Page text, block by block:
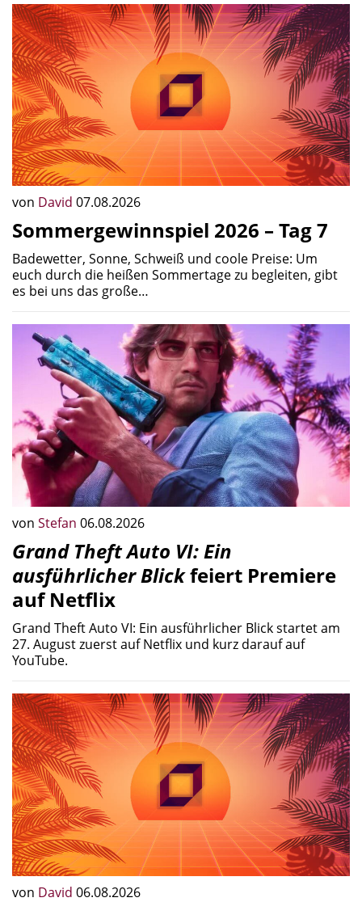
von David 07.08.2026
Sommergewinnspiel 2026 – Tag 7
Badewetter, Sonne, Schweiß und coole Preise: Um
euch durch die heißen Sommertage zu begleiten, gibt
es bei uns das große…
von Stefan 06.08.2026
Grand Theft Auto VI: Ein
ausführlicher Blickfeiert Premiere
auf Netflix
Grand Theft Auto VI: Ein ausführlicher Blick startet am
27. August zuerst auf Netflix und kurz darauf auf
YouTube.
von David 06.08.2026